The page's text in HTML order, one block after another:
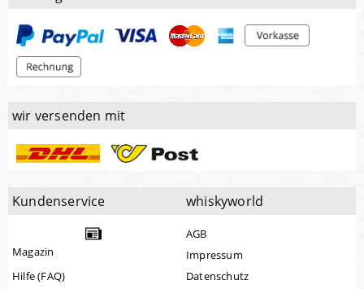
wir versenden mit
Kundenservice
Magazin
Hilfe (FAQ)
whiskyworld
AGB
Impressum
Datenschutz